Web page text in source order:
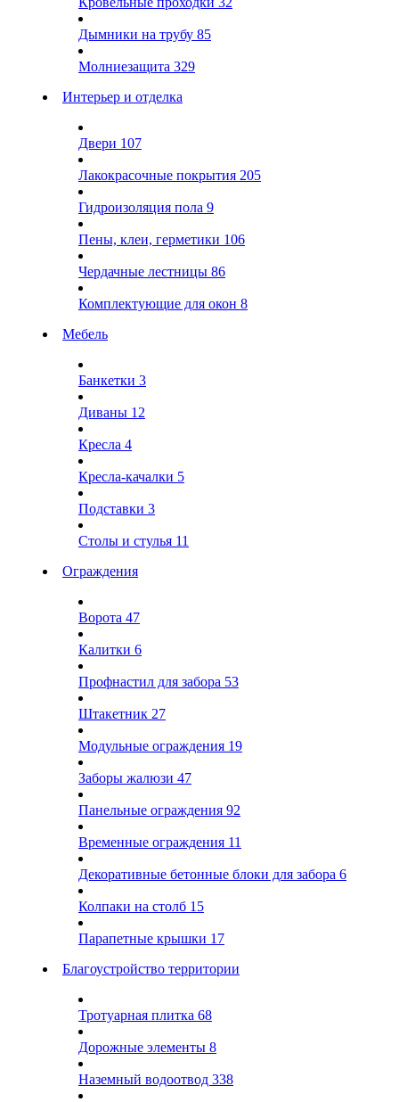
Дымники на трубу 85
Молниезащита 329
Интерьер и отделка
Двери 107
Лакокрасочные покрытия 205
Гидроизоляция пола 9
Пены, клеи, герметики 106
Чердачные лестницы 86
Комплектующие для окон 8
Мебель
Банкетки 3
Диваны 12
Кресла 4
Кресла-качалки 5
Подставки 3
Столы и стулья 11
Ограждения
Ворота 47
Калитки 6
Профнастил для забора 53
Штакетник 27
Модульные ограждения 19
Заборы жалюзи 47
Панельные ограждения 92
Временные ограждения 11
Декоративные бетонные блоки для забора 6
Колпаки на столб 15
Парапетные крышки 17
Благоустройство территории
Тротуарная плитка 68
Дорожные элементы 8
Наземный водоотвод 338